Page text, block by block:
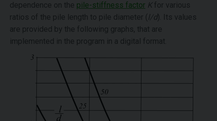
dependence on the pile-stiffness factor Kfor various
ratios of the pile length to pile diameter ( l/d). Its values
are provided by the following graphs, that are
implemented in the program in a digital format.